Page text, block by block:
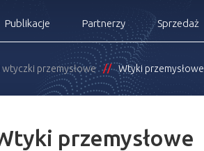
Publikacje Partnerzy Sprzedaż
wtyczki przemysłowe Wtyki przemysłowe
przemysłowe